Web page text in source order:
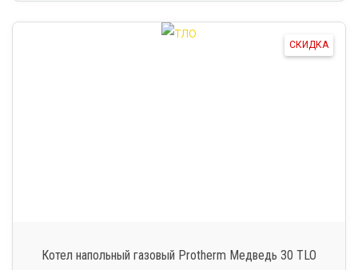
СКИДКА
Котел напольный газовый Protherm Медведь 30 TLO